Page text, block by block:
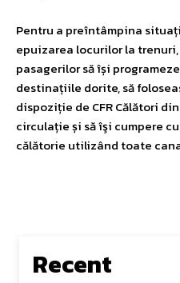
Pentru a preîntâmpina
epuizarea locurilor la trenuri,
pasagerilor să își
destinațiile dorite, să
dispoziție de CFR Călători
circulație și să îşi cumpere
călătorie utilizând toate
Recent